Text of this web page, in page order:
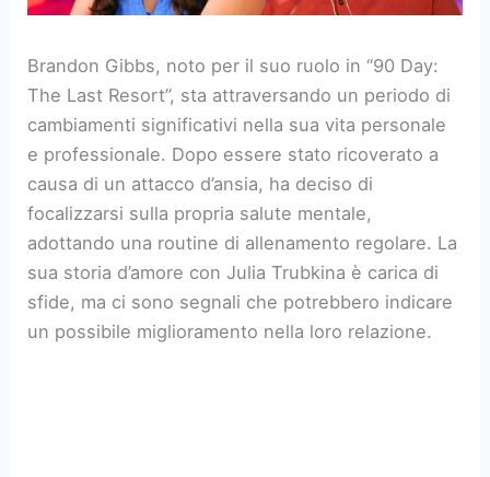
Brandon Gibbs, noto per il suo ruolo in “90 Day:
The Last Resort”, sta attraversando un periodo di
cambiamenti significativi nella sua vita personale
e professionale. Dopo essere stato ricoverato a
causa di un attacco d’ansia, ha deciso di
focalizzarsi sulla propria salute mentale,
adottando una routine di allenamento regolare. La
sua storia d’amore con Julia Trubkina è carica di
sfide, ma ci sono segnali che potrebbero indicare
un possibile miglioramento nella loro relazione.